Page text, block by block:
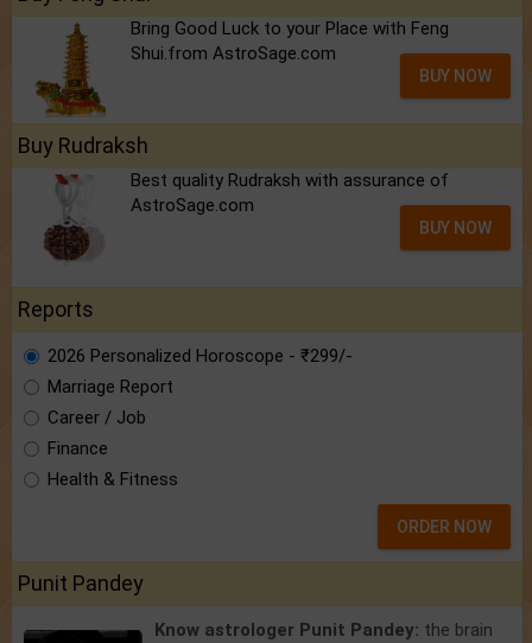
Bring Good Luck to your Place with Feng
Shui.from AstroSage.com
BUY NOW
Buy Rudraksh
Best quality Rudraksh with assurance of
AstroSage.com
BUY NOW
Reports
2026 Personalized Horoscope - ₹299/-
Marriage Report
Career / Job
Finance
Health & Fitness
ORDER NOW
Punit Pandey
Know astrologer Punit Pandey: the brain